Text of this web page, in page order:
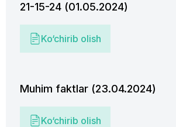
21-15-24 (01.05.2024)
Ko‘chirib olish
Muhim faktlar (23.04.2024)
Ko‘chirib olish